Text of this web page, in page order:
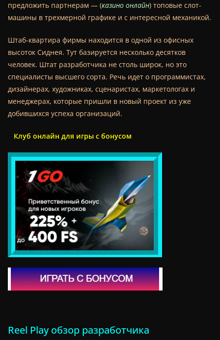
предложить партнерам — (казино онлайн) топовые слот-
машины в трехмерной графике и с интересной механикой.
Штаб-квартира фирмы находится в одной из офисных
высоток Сиднея. Тут базируется несколько десятков
человек. Штат разработчика не столь широк, но это
специалисты высшего сорта. Речь идет о программистах,
дизайнерах, художниках, сценаристах, маркетологах и
менеджерах, которые пришли в новый проект из уже
добившихся успеха организаций.
Клуб онлайн для игры с бонусом
Reel Play обзор разработчика